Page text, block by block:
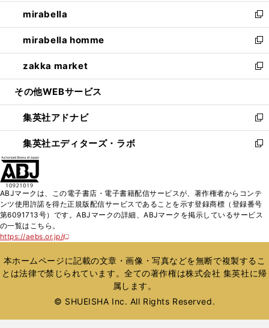
く
で
開
く
ン
ド
ウ
で
開
く
ウ
ィ
ン
ド
ウ
で
開
し
い
ウ
ィ
ン
ド
ウ
開
く
mirabella
新
し
い
ウ
ィ
ン
ウ
で
開
く
mirabella homme
新
し
い
ウ
ン
ド
ウ
で
zakka market
新
し
ウ
ィ
ン
ド
く
その他WEBサービス
集英社アドナビ
新
し
い
ド
ウ
で
集英社エディターズ・ラボ
新
ィ
ン
ド
開
く
ABJマークは、この電子書店・電子書籍配信サービスが、著作権者からコンテ
ンツ使用許諾を得た正規版配信サービスであることを示す登録商標（登録番号
第6091713号）です。ABJマークの詳細、ABJマークを掲示しているサービス
の一覧はこちら。
https://aebs.or.jp/
新
い
ウ
ィ
ウ
本ホームページに記載の文章・画像・写真などを無断で複製するこ
とは法律で禁じられています。全ての著作権は株式会社 集英社に帰
属します。
© SHUEISHA Inc. All Rights Reserved.